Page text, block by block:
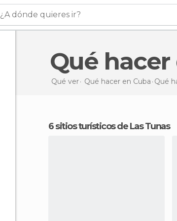
¿A dónde quieres ir?
Qué
Qué ver Qué hacer en Cuba Qué
6 sitios turísticos de Las Tunas